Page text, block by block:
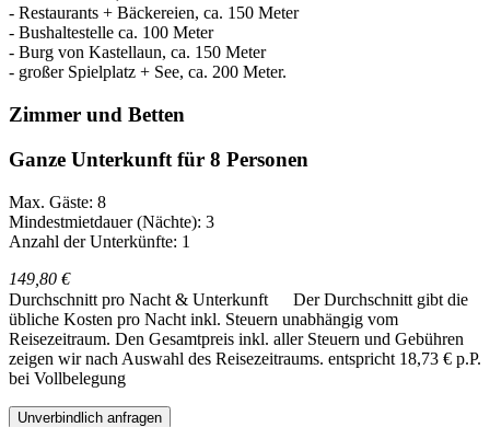
- Restaurants + Bäckereien, ca. 150 Meter
- Bushaltestelle ca. 100 Meter
- Burg von Kastellaun, ca. 150 Meter
- großer Spielplatz + See, ca. 200 Meter.
Zimmer und Betten
Ganze Unterkunft für 8 Personen
Max. Gäste: 8
Mindestmietdauer (Nächte): 3
Anzahl der Unterkünfte: 1
149,80 €
Durchschnitt pro Nacht & Unterkunft
Der Durchschnitt gibt die
übliche Kosten pro Nacht inkl. Steuern unabhängig vom
Reisezeitraum. Den Gesamtpreis inkl. aller Steuern und Gebühren
zeigen wir nach Auswahl des Reisezeitraums. entspricht 18,73 € p.P.
bei Vollbelegung
Unverbindlich anfragen